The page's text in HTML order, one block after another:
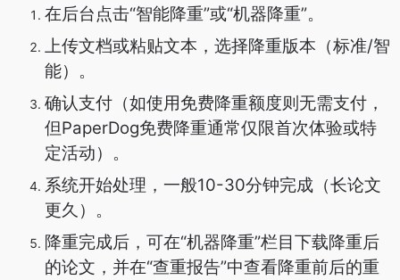
在后台点击“智能降重”或“机器降重”。
上传文档或粘贴文本，选择降重版本（标准/智
能）。
确认支付（如使用免费降重额度则无需支付，
但PaperDog免费降重通常仅限首次体验或特
定活动）。
系统开始处理，一般10-30分钟完成（长论文
更久）。
降重完成后，可在“机器降重”栏目下载降重后
的论文，并在“查重报告”中查看降重前后的重